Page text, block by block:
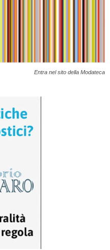
Entra nel sito della Modateca